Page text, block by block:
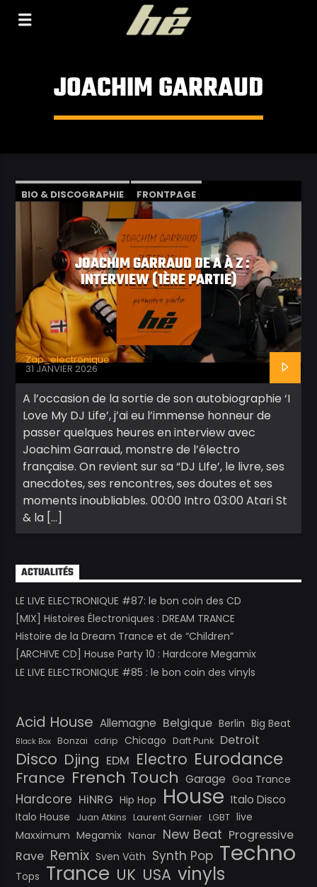
JOACHIM GARRAUD
BIO & DISCOGRAPHIE
FRONTPAGE
INTERVIEW
VIDÉOS
JOACHIM GARRAUD DE A À Z :
INTERVIEW (1ÈRE PARTIE)
Zap_electronique
31 JANVIER 2026
A l’occasion de la sortie de son autobiographie ‘I
Love My DJ Life’, j’ai eu l’immense honneur de
passer quelques heures en interview avec
Joachim Garraud, monstre de l’électro
française. On revient sur sa “DJ LIfe’, le livre, ses
anecdotes, ses rencontres, ses doutes et ses
moments inoubliables. 00:00 Intro 03:00 Atari St
& la […]
ACTUALITÉS
LE LIVE ELECTRONIQUE #87: le bon coin des CD
[MIX] Histoires Électroniques : DREAM TRANCE
Histoire de la Dream Trance et de “Children”
[ARCHIVE CD] House Party 10 : Hardcore Megamix
LE LIVE ELECTRONIQUE #85 : le bon coin des vinyls
Acid House Allemagne Belgique Berlin Big Beat
Black Box Bonzai cdrip Chicago Daft Punk Detroit
Disco Djing EDM Electro Eurodance
France French Touch Garage Goa Trance
Hardcore HiNRG Hip Hop House Italo Disco
Italo House Juan Atkins Laurent Garnier LGBT live
Maxximum Megamix Nanar New Beat Progressive
Rave Remix Sven Väth Synth Pop Techno
Tops Trance UK USA vinyls